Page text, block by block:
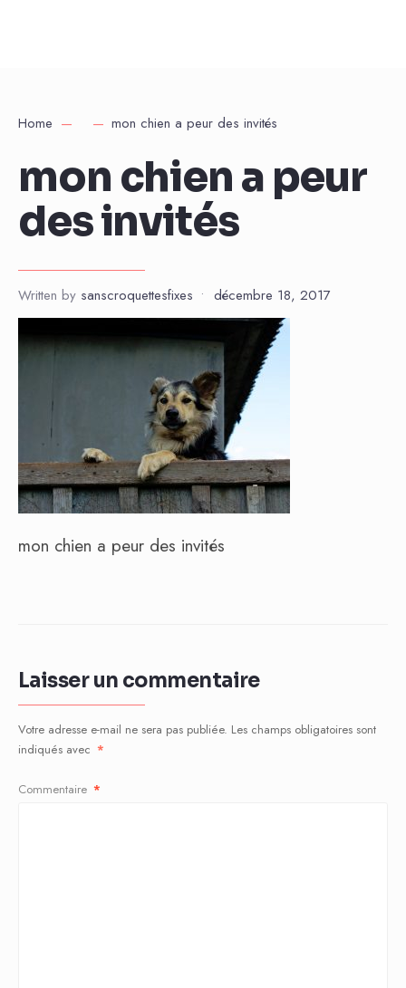
Home mon chien a peur des invités
mon chien a peur
des invités
Written by sanscroquettesfixes • décembre 18, 2017
mon chien a peur des invités
Laisser un commentaire
Votre adresse e-mail ne sera pas publiée. Les champs obligatoires sont
indiqués avec *
Commentaire *